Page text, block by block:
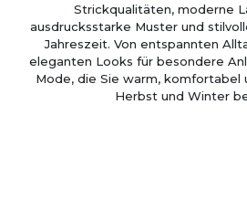
Strickqualitäten, moderne
ausdrucksstarke Muster und
Jahreszeit. Von entspannten
eleganten Looks für besondere
Mode, die Sie warm, komfortabel
Herbst und Winter